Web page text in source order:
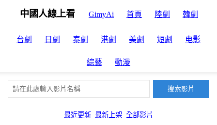
中國人線上看 GimyAi 首頁 陸劇 韓劇
台劇 日劇 泰劇 港劇 美劇 短劇 电影
綜藝 動漫
最近更新 最新上架 全部影片